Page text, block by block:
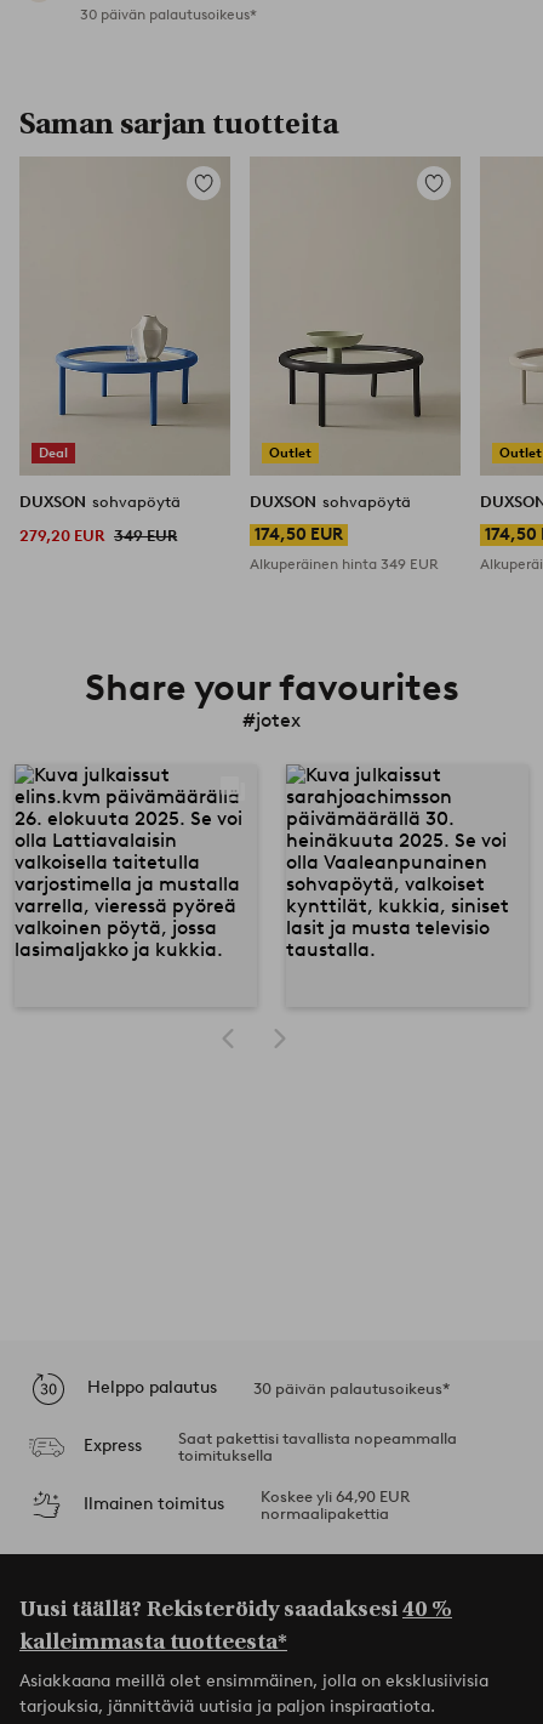
30 päivän palautusoikeus*
Saman sarjan tuotteita
Deal
Lisää
DUXSON sohvapöytä
279,20 EUR 349 EUR
Outlet
Lisää
DUXSON sohvapöytä
174,50 EUR
Alkuperäinen hinta349 EUR
Outlet
174,50
Share your favourites
#jotex
Helppo palautus 30 päivän palautusoikeus*
Express
Saat pakettisi tavallista nopeammalla
toimituksella
Ilmainen toimitus
Koskee yli 64,90 EUR
normaalipakettia
Uusi täällä? Rekisteröidy saadaksesi40 %
kalleimmasta tuotteesta*
Asiakkaana meillä olet ensimmäinen, jolla on eksklusiivisia
tarjouksia, jännittäviä uutisia ja paljon inspiraatiota.